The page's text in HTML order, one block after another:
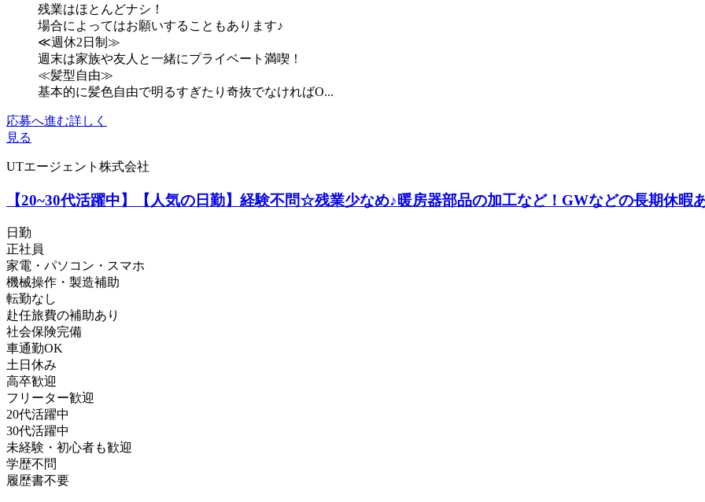
残業はほとんどナシ！
場合によってはお願いすることもあります♪
≪週休2日制≫
週末は家族や友人と一緒にプライベート満喫！
≪髪型自由≫
基本的に髪色自由で明るすぎたり奇抜でなければO...
応募へ進む詳しく
見る
UTエージェント株式会社
【20~30代活躍中】【人気の日勤】経験不問☆残業少なめ♪暖房器部品の加工など！GWなどの長期休
日勤
正社員
家電・パソコン・スマホ
機械操作・製造補助
転勤なし
赴任旅費の補助あり
社会保険完備
車通勤OK
土日休み
高卒歓迎
フリーター歓迎
20代活躍中
30代活躍中
未経験・初心者も歓迎
学歴不問
履歴書不要